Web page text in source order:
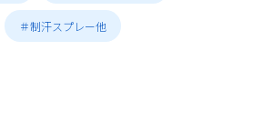
＃制汗スプレー他